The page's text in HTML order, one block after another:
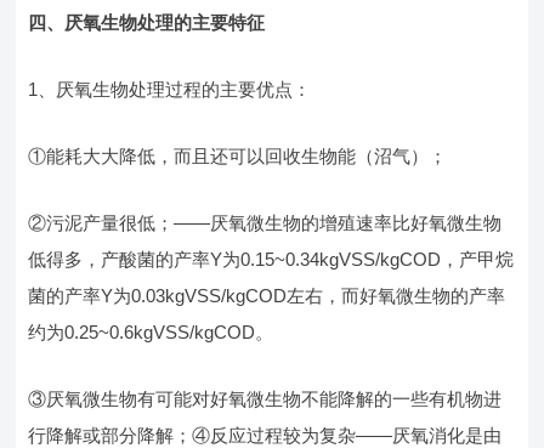
四、厌氧生物处理的主要特征
1、厌氧生物处理过程的主要优点：
①能耗大大降低，而且还可以回收生物能（沼气）；
②污泥产量很低；——厌氧微生物的增殖速率比好氧微生物
低得多，产酸菌的产率Y为0.15~0.34kgVSS/kgCOD，产甲烷
菌的产率Y为0.03kgVSS/kgCOD左右，而好氧微生物的产率
约为0.25~0.6kgVSS/kgCOD。
③厌氧微生物有可能对好氧微生物不能降解的一些有机物进
行降解或部分降解；④反应过程较为复杂——厌氧消化是由